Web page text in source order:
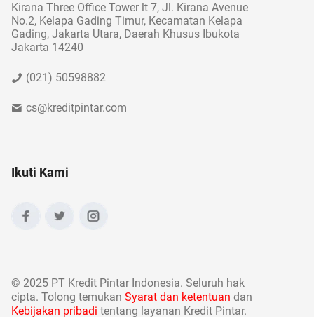
Kirana Three Office Tower lt 7, Jl. Kirana Avenue
No.2, Kelapa Gading Timur, Kecamatan Kelapa
Gading, Jakarta Utara, Daerah Khusus Ibukota
Jakarta 14240
(021) 50598882
cs@kreditpintar.com
Ikuti Kami
© 2025 PT Kredit Pintar Indonesia. Seluruh hak
cipta. Tolong temukan Syarat dan ketentuan dan
Kebijakan pribadi tentang layanan Kredit Pintar.